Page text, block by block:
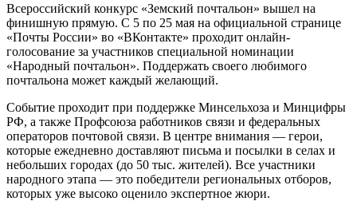
Всероссийский конкурс «Земский почтальон» вышел на
финишную прямую. С 5 по 25 мая на официальной странице
«Почты России» во «ВКонтакте» проходит онлайн-
голосование за участников специальной номинации
«Народный почтальон». Поддержать своего любимого
почтальона может каждый желающий.
Событие проходит при поддержке Минсельхоза и Минцифры
РФ, а также Профсоюза работников связи и федеральных
операторов почтовой связи. В центре внимания — герои,
которые ежедневно доставляют письма и посылки в селах и
небольших городах (до 50 тыс. жителей). Все участники
народного этапа — это победители региональных отборов,
которых уже высоко оценило экспертное жюри.